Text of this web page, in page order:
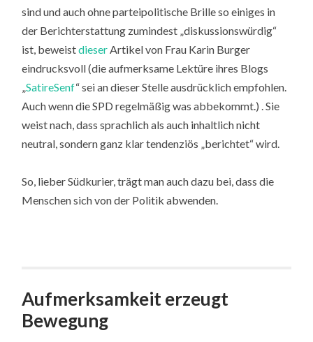
sind und auch ohne parteipolitische Brille so einiges in
der Berichterstattung zumindest „diskussionswürdig“
ist, beweistdieserArtikel von Frau Karin Burger
eindrucksvoll (die aufmerksame Lektüre ihres Blogs
„SatireSenf“ sei an dieser Stelle ausdrücklich empfohlen.
Auch wenn die SPD regelmäßig was abbekommt.) . Sie
weist nach, dass sprachlich als auch inhaltlich nicht
neutral, sondern ganz klar tendenziös „berichtet“ wird.
So, lieber Südkurier, trägt man auch dazu bei, dass die
Menschen sich von der Politik abwenden.
Aufmerksamkeit erzeugt
Bewegung